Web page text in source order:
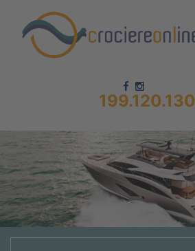
199.120.130
Chi siamo – CrociereOnLine
Destinazioni Crociere
Prenota crociere
News